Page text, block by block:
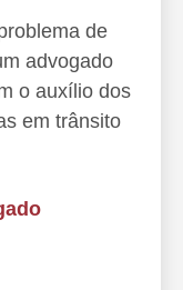
de
advogado
o auxílio dos
em trânsito